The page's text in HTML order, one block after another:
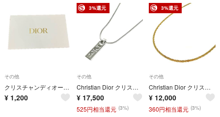
その他
クリスチャンディオール 緩衝材・メッセージカード封筒セット
¥ 1,200
3%還元
その他
Christian Dior クリスチャンディオール ネックレス ロゴプレート シルバーカラー ユニセックス / 241005008448
¥ 17,500
525円相当還元 (3%)
3%還元
その他
Christian Dior クリスチャンディオール ツイストチェーンネックレス ヴィンテージ ゴールドカラー レディース / 241006002205
¥ 12,000
360円相当還元 (3%)